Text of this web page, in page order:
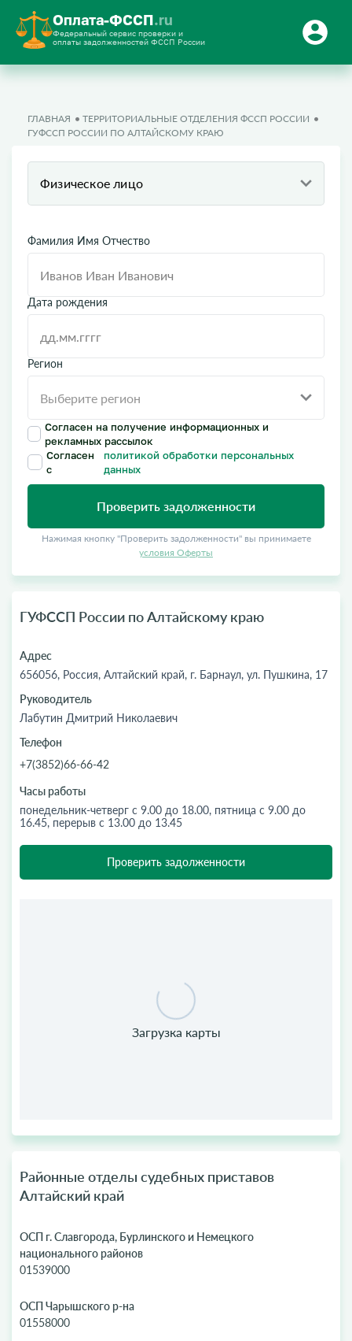
Оплата-ФССП.ru
Федеральный сервис проверки и
оплаты задолженностей ФССП России
ГЛАВНАЯ
ТЕРРИТОРИАЛЬНЫЕ ОТДЕЛЕНИЯ ФССП РОССИИ
ГУФССП РОССИИ ПО АЛТАЙСКОМУ КРАЮ
Физическое лицо
Фамилия Имя Отчество
Дата рождения
Регион
Согласен на получение информационных и
рекламных рассылок
Согласен
с
политикой обработки персональных
данных
Проверить задолженности
Нажимая кнопку "Проверить задолженности" вы принимаете
условия Оферты
ГУФССП России по Алтайскому краю
Адрес
656056, Россия, Алтайский край, г. Барнаул, ул. Пушкина, 17
Руководитель
Лабутин Дмитрий Николаевич
Телефон
+7(3852)66-66-42
Часы работы
понедельник-четверг с 9.00 до 18.00, пятница с 9.00 до
16.45, перерыв с 13.00 до 13.45
Проверить задолженности
Районные отделы судебных приставов
Алтайский край
ОСП г. Славгорода, Бурлинского и Немецкого
национального районов
01539000
ОСП Чарышского р-на
01558000